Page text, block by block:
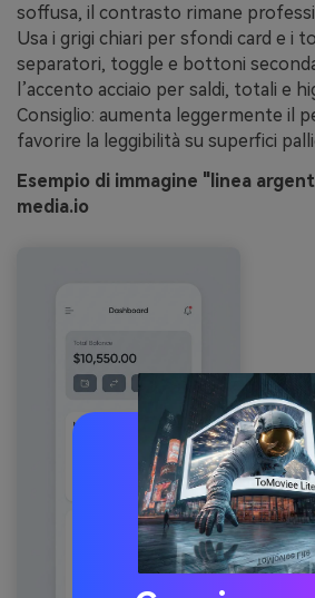
soffusa, il contrasto rimane
Usa i grigi chiari per sfondi card e i
separatori, toggle e bottoni
l’accento acciaio per saldi, totali e
Consiglio: aumenta leggermente il
favorire la leggibilità su superfici
Esempio di immagine "linea
media.io